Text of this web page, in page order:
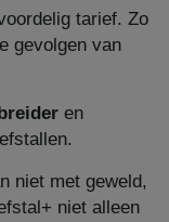
tarief. Zo
gevolgen van
en
niet met geweld,
niet alleen